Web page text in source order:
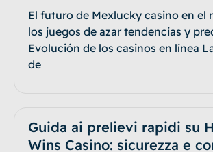
El futuro de Mexlucky casino en el
los juegos de azar tendencias y
Evolución de los casinos en línea
de
Guida ai prelievi rapidi su
Wins Casino: sicurezza e